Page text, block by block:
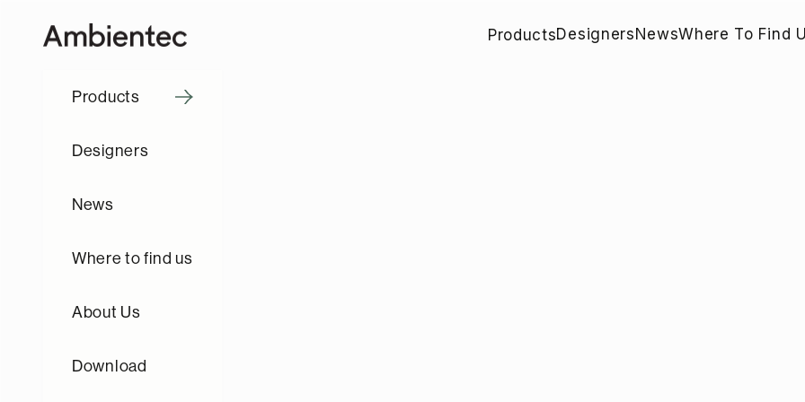
Ambientec ProductsDesigners NewsWhere To Find
Products
Designers
News
Where to find us
About Us
Download